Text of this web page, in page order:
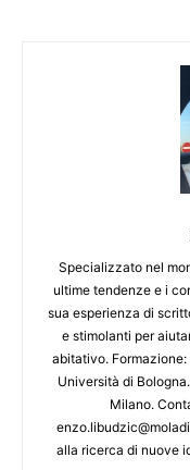
Specializzato nel
ultime tendenze e i
sua esperienza di
e stimolanti per
abitativo.
Università di
Milano.
alla ricerca di nuove